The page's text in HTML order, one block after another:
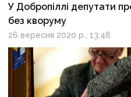
У Добропіллі депутати
без кворуму
26 вересня 2020 р., 13:48